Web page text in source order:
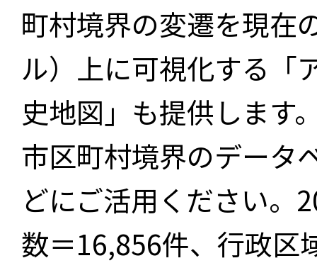
町村境界の変遷を現在
ル）上に可視化する「
史地図」も提供します
市区町村境界のデータ
どにご活用ください。
数＝16,856件、行政区